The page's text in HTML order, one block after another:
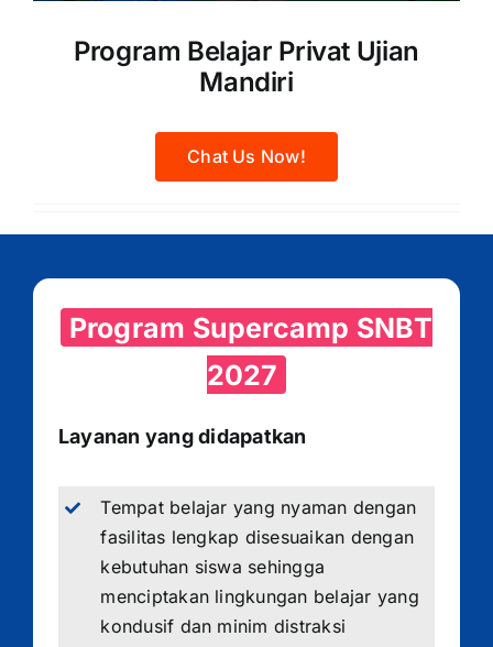
Program Belajar Privat Ujian
Mandiri
Chat Us Now!
Program Supercamp SNBT
2027
Layanan yang didapatkan
Tempat belajar yang nyaman dengan
fasilitas lengkap disesuaikan dengan
kebutuhan siswa sehingga
menciptakan lingkungan belajar yang
kondusif dan minim distraksi